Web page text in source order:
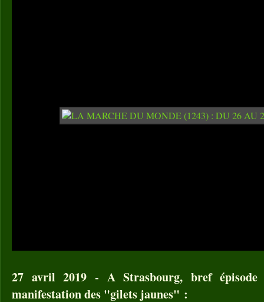
27 avril 2019 - A Strasbourg, bref
manifestation des "gilets jaunes" :